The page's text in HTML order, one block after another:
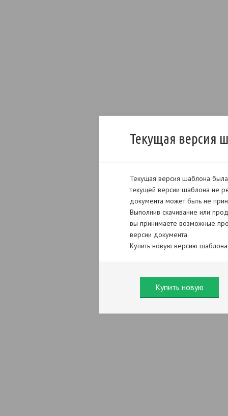
Текущая версия
Текущая версия шаблона
текущей версии шаблона не
документа может быть не
Выполнив скачивание или
вы принимаете возможные
версии документа.
Купить новую версию
Купить новую